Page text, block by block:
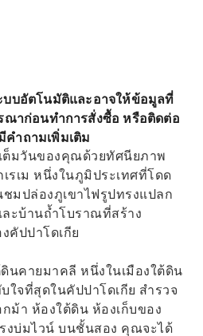
บอัตโนมัติและอาจให้ข้อมูลที่
ณาก่อนทำการสั่งซื้อ หรือติดต่อ
ำถามเพิ่มเติม
ต็มวันของคุณด้วยทัศนียภาพ
รเม หนึ่งในภูมิประเทศที่โดด
มปล่องภูเขาไฟรูปทรงแปลก
ะบ้านถ้ำโบราณที่สร้าง
คัปปาโดเกีย
ดินคายมาคลี หนึ่งในเมืองใต้ดิน
จที่สุดในคัปปาโดเกีย สำรวจ
ม้า ห้องใต้ดิน ห้องเก็บของ
งบ่มไวน์ บนชั้นสอง คุณจะได้